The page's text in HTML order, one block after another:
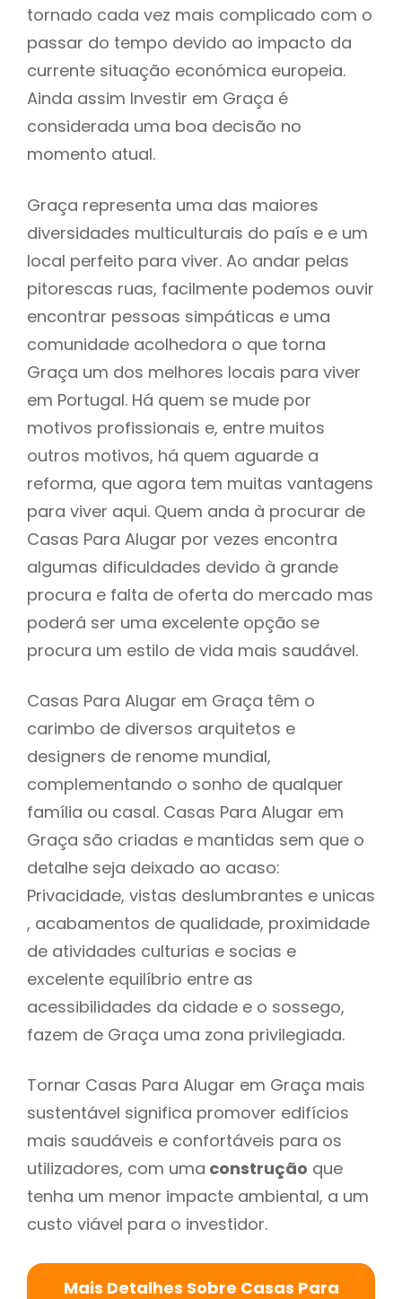
tornado cada vez mais complicado com o
passar do tempo devido ao impacto da
currente situação económica europeia.
Ainda assim Investir em Graça é
considerada uma boa decisão no
momento atual.
Graça representa uma das maiores
diversidades multiculturais do país e e um
local perfeito para viver. Ao andar pelas
pitorescas ruas, facilmente podemos ouvir
encontrar pessoas simpáticas e uma
comunidade acolhedora o que torna
Graça um dos melhores locais para viver
em Portugal. Há quem se mude por
motivos profissionais e, entre muitos
outros motivos, há quem aguarde a
reforma, que agora tem muitas vantagens
para viver aqui. Quem anda à procurar de
Casas Para Alugar por vezes encontra
algumas dificuldades devido à grande
procura e falta de oferta do mercado mas
poderá ser uma excelente opção se
procura um estilo de vida mais saudável.
Casas Para Alugar em Graça têm o
carimbo de diversos arquitetos e
designers de renome mundial,
complementando o sonho de qualquer
família ou casal. Casas Para Alugar em
Graça são criadas e mantidas sem que o
detalhe seja deixado ao acaso:
Privacidade, vistas deslumbrantes e unicas
, acabamentos de qualidade, proximidade
de atividades culturias e socias e
excelente equilíbrio entre as
acessibilidades da cidade e o sossego,
fazem de Graça uma zona privilegiada.
Tornar Casas Para Alugar em Graça mais
sustentável significa promover edifícios
mais saudáveis e confortáveis para os
utilizadores, com uma construção que
tenha um menor impacte ambiental, a um
custo viável para o investidor.
Mais Detalhes Sobre Casas Para